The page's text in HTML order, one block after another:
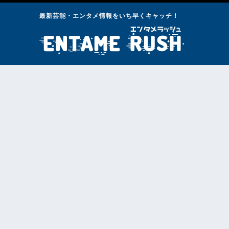
最新芸能・エンタメ情報をいち早くキャッチ！